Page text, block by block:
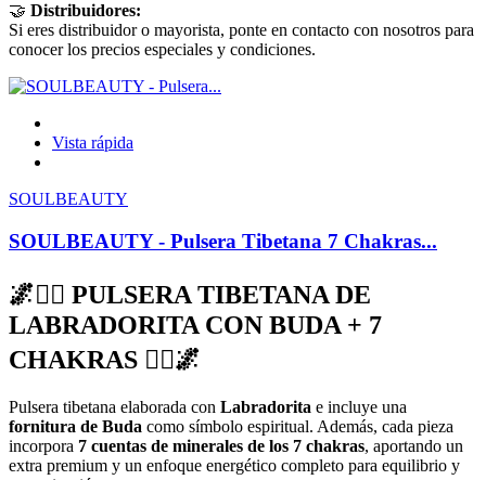
🤝 Distribuidores:
Si eres distribuidor o mayorista, ponte en contacto con nosotros para
conocer los precios especiales y condiciones.
Vista rápida
SOULBEAUTY
SOULBEAUTY - Pulsera Tibetana 7 Chakras...
🌌🧘‍♀️ PULSERA TIBETANA DE
LABRADORITA CON BUDA + 7
CHAKRAS 🧘‍♀️🌌
Pulsera tibetana elaborada con Labradorita e incluye una
fornitura de Buda como símbolo espiritual. Además, cada pieza
incorpora 7 cuentas de minerales de los 7 chakras, aportando un
extra premium y un enfoque energético completo para equilibrio y